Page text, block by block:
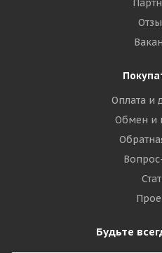
Оплата и
Обмен и
Будьте